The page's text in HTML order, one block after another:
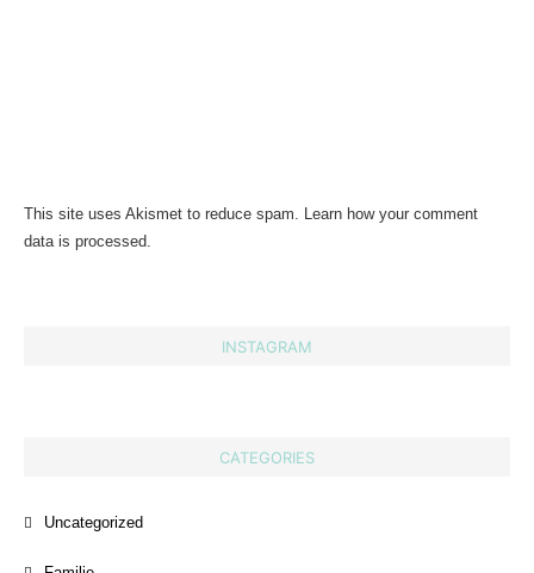
This site uses Akismet to reduce spam.
Learn how your comment
data is processed.
INSTAGRAM
CATEGORIES
Uncategorized